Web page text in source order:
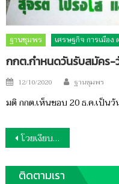
ฐานชุมพร เศรษฐกิจ การเมือง
กกต.กำหนดวันรับสมัคร-
Posted
12/10/2020 Author
ฐานชุมพร
มติ กกต.เห็นชอบ 20 ธ.ค.เป็น
แนะแนว
เรื่อง
โวยเงียบฉี่ร้องตัดปาล์มหมู่บ้านขาย
ติดตามเรา